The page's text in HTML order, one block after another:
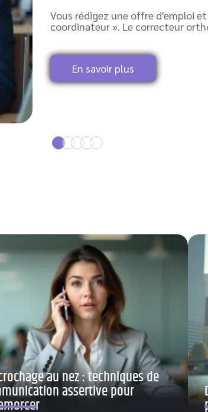
Vous rédigez une offre d'emploi
coordinateur ». Le correcteur
En savoir plus
au nez : techniques de
assertive pour